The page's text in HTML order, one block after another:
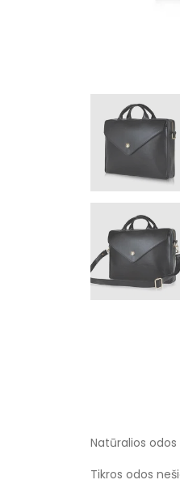
Natūralios odos
Tikros odos